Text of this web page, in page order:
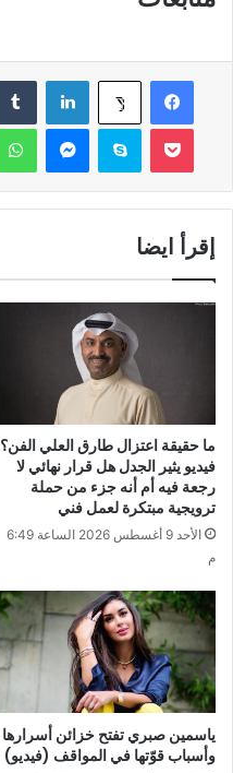
فيسبوك ‫X لينكدإن
سكايب
إقرأ ايضا
ما حقيقة اعتزال طارق العلي الفن؟
فيديو يثير الجدل هل قرار نهائي لا
رجعة فيه أم أنه جزء من حملة
ترويجية مبتكرة لعمل فني
الأحد 9 أغسطس 2026 الساعة 6:49
م
ياسمين صبري تفتح خزائن أسرارها
وأسباب قوّتها في المواقف (فيديو)